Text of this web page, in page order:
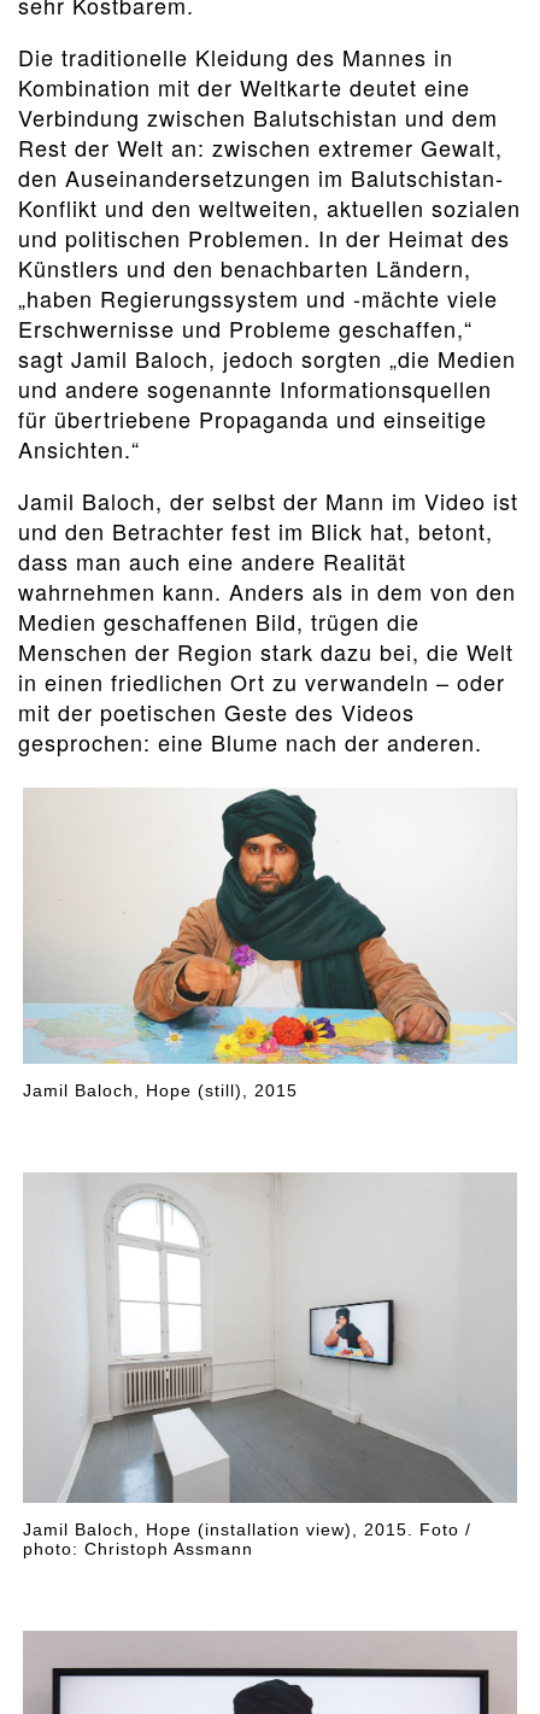
Die traditionelle Kleidung des Mannes in
Kombination mit der Weltkarte deutet eine
Verbindung zwischen Balutschistan und dem
Rest der Welt an: zwischen extremer Gewalt,
den Auseinandersetzungen im Balutschistan-
Konflikt und den weltweiten, aktuellen sozialen
und politischen Problemen. In der Heimat des
Künstlers und den benachbarten Ländern,
„haben Regierungssystem und -mächte viele
Erschwernisse und Probleme geschaffen,“
sagt Jamil Baloch, jedoch sorgten „die Medien
und andere sogenannte Informationsquellen
für übertriebene Propaganda und einseitige
Ansichten.“
Jamil Baloch, der selbst der Mann im Video ist
und den Betrachter fest im Blick hat, betont,
dass man auch eine andere Realität
wahrnehmen kann. Anders als in dem von den
Medien geschaffenen Bild, trügen die
Menschen der Region stark dazu bei, die Welt
in einen friedlichen Ort zu verwandeln – oder
mit der poetischen Geste des Videos
gesprochen: eine Blume nach der anderen.
Jamil Baloch, Hope (still), 2015
Jamil Baloch, Hope (installation view), 2015. Foto /
photo: Christoph Assmann